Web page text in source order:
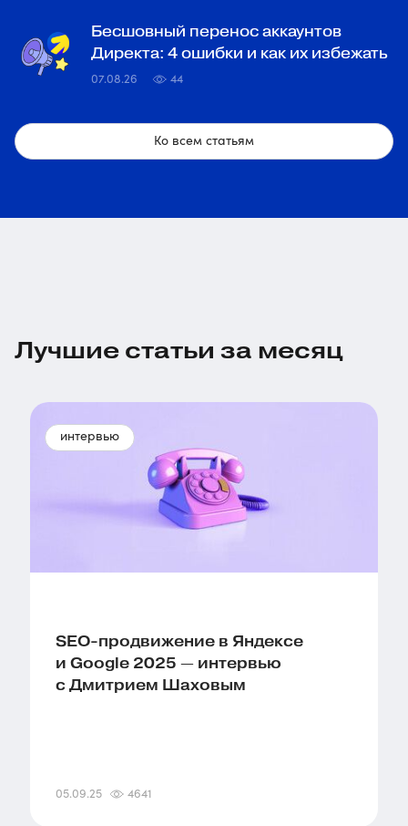
Бесшовный перенос аккаунтов
Директа: 4 ошибки и как их избежать
07.08.26 44
Ко всем статьям
Лучшие статьи за месяц
интервью
SEO-продвижение в Яндексе
и Google 2025 — интервью
с Дмитрием Шаховым
05.09.25 4641